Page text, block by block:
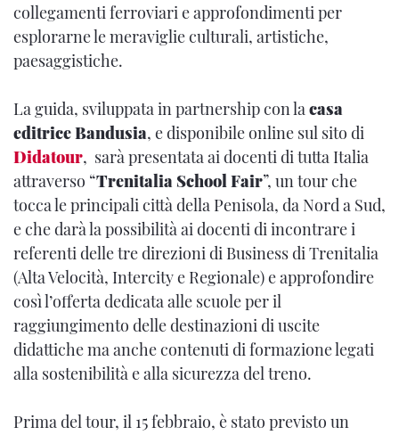
collegamenti ferroviari e approfondimenti per
esplorarne le meraviglie culturali, artistiche,
paesaggistiche.
La guida, sviluppata in partnership con lacasa
editrice Bandusia, e disponibile online sul sito di
Didatour, sarà presentata ai docenti di tutta Italia
attraverso “Trenitalia School Fair”, un tour che
tocca le principali città della Penisola, da Nord a Sud,
e che darà la possibilità ai docenti di incontrare i
referenti delle tre direzioni di Business di Trenitalia
(Alta Velocità, Intercity e Regionale) e approfondire
così l’offerta dedicata alle scuole per il
raggiungimento delle destinazioni di uscite
didattiche ma anche contenuti di formazione legati
alla sostenibilità e alla sicurezza del treno.
Prima del tour, il 15 febbraio, è stato previsto un